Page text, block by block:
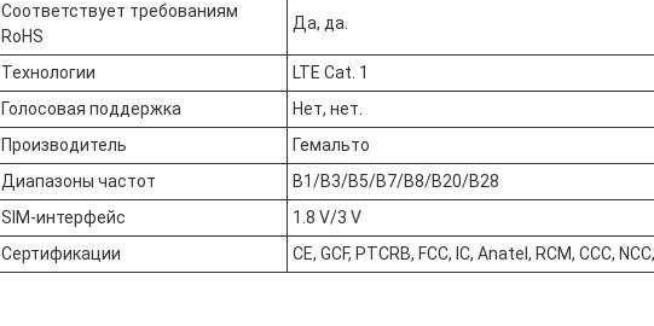
Соответствует требованиям
RoHS
Да, да.
Технологии
LTE Cat. 1
Голосовая поддержка
Нет, нет.
Производитель
Гемальто
Диапазоны частот
B1/B3/B5/B7/B8/B20/B28
SIM-интерфейс
1.8 V/3 V
Сертификации
CE, GCF, PTCRB, FCC, IC, Anatel, RCM, CCC,